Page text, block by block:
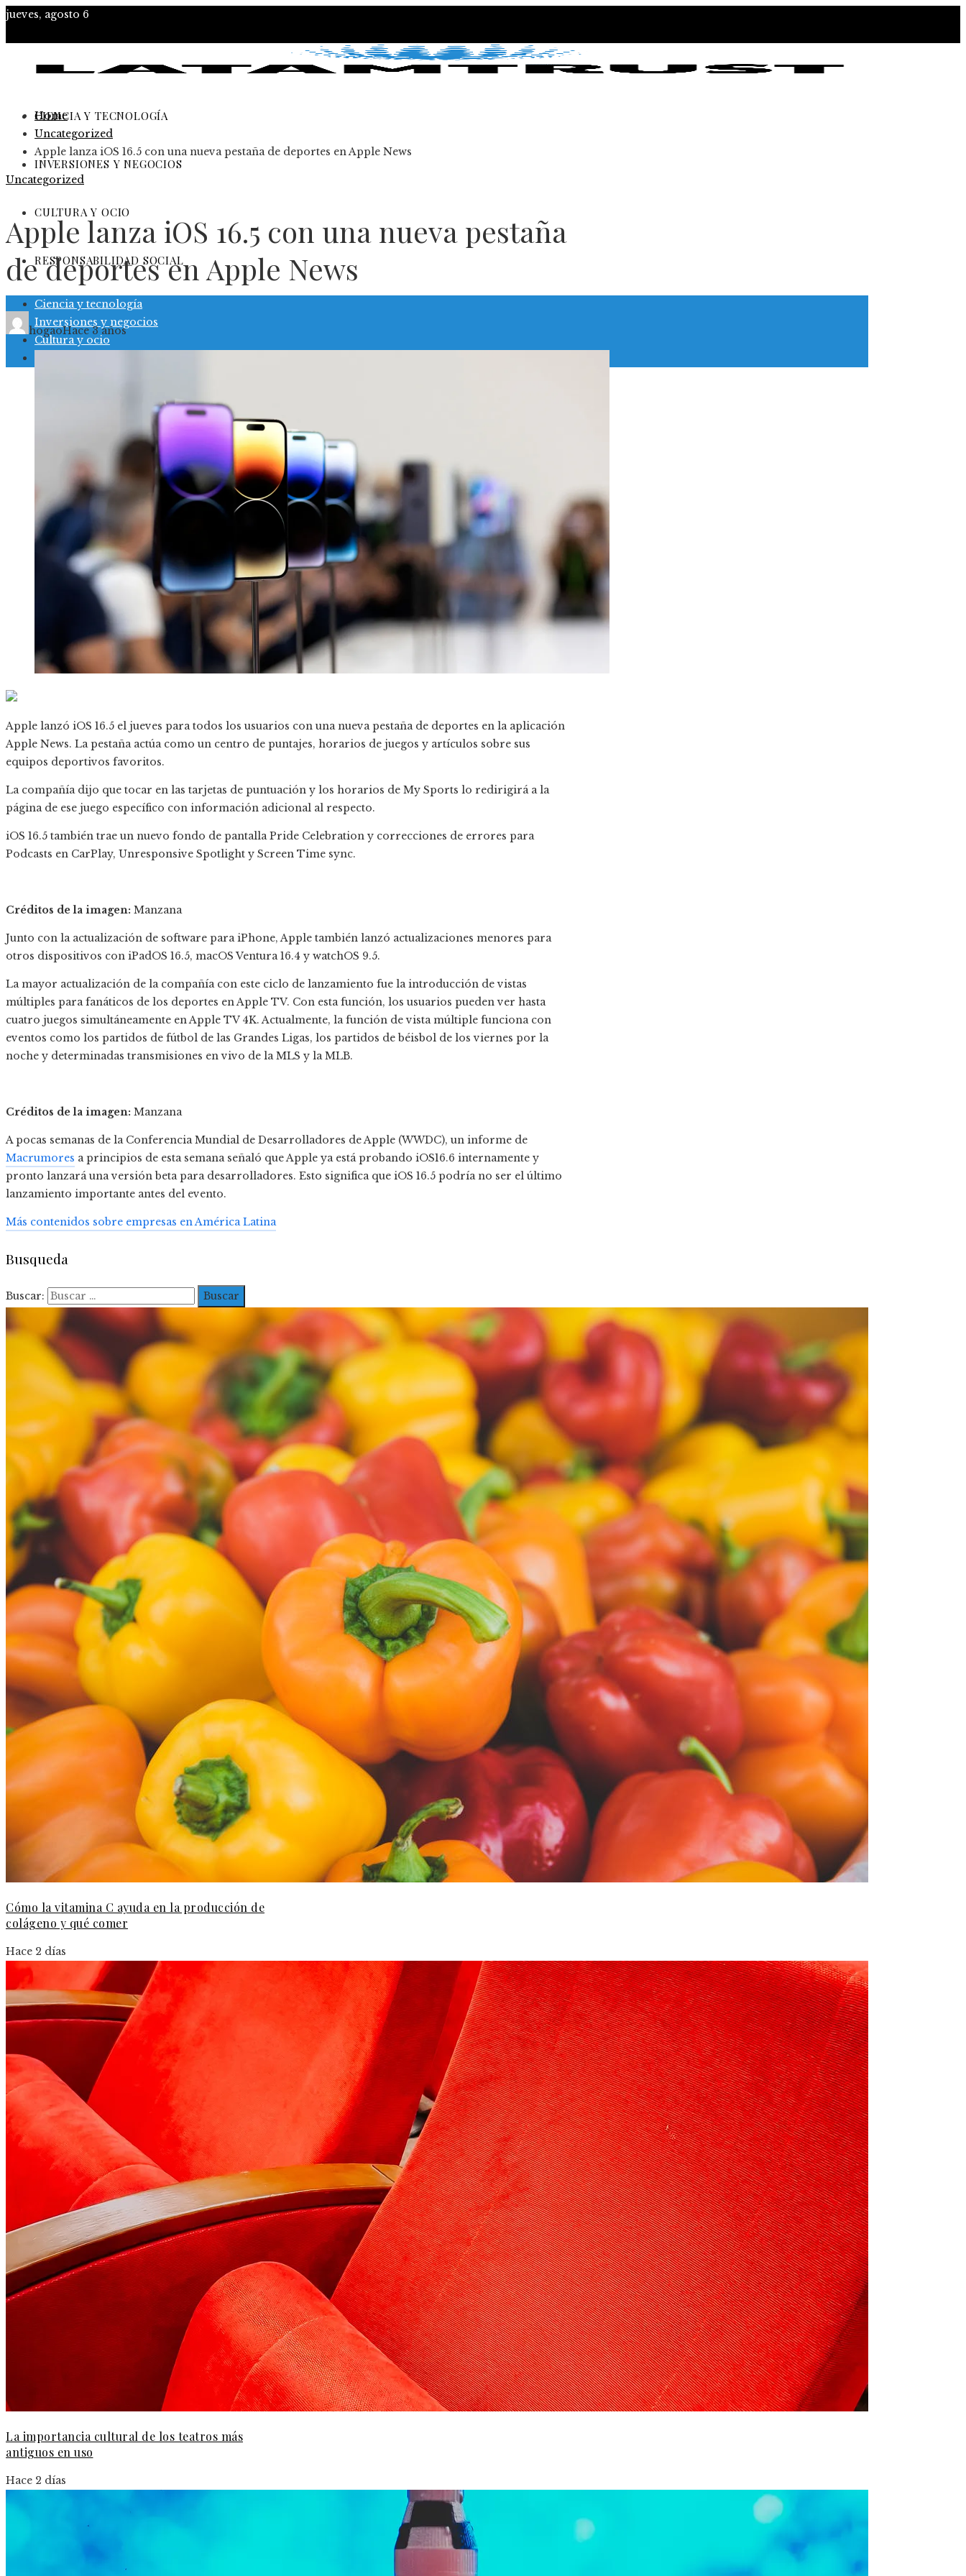
jueves, agosto 6
CIENCIA Y TECNOLOGÍA
INVERSIONES Y NEGOCIOS
CULTURA Y OCIO
RESPONSABILIDAD SOCIAL
Ciencia y tecnología
Inversiones y negocios
Cultura y ocio
Home
Uncategorized
Apple lanza iOS 16.5 con una nueva pestaña de deportes en Apple News
Uncategorized
Apple lanza iOS 16.5 con una nueva pestaña
de deportes en Apple News
hogaoHace 3 años
Apple lanzó iOS 16.5 el jueves para todos los usuarios con una nueva pestaña de deportes en la aplicación
Apple News. La pestaña actúa como un centro de puntajes, horarios de juegos y artículos sobre sus
equipos deportivos favoritos.
La compañía dijo que tocar en las tarjetas de puntuación y los horarios de My Sports lo redirigirá a la
página de ese juego específico con información adicional al respecto.
iOS 16.5 también trae un nuevo fondo de pantalla Pride Celebration y correcciones de errores para
Podcasts en CarPlay, Unresponsive Spotlight y Screen Time sync.
Créditos de la imagen: Manzana
Junto con la actualización de software para iPhone, Apple también lanzó actualizaciones menores para
otros dispositivos con iPadOS 16.5, macOS Ventura 16.4 y watchOS 9.5.
La mayor actualización de la compañía con este ciclo de lanzamiento fue la introducción de vistas
múltiples para fanáticos de los deportes en Apple TV. Con esta función, los usuarios pueden ver hasta
cuatro juegos simultáneamente en Apple TV 4K. Actualmente, la función de vista múltiple funciona con
eventos como los partidos de fútbol de las Grandes Ligas, los partidos de béisbol de los viernes por la
noche y determinadas transmisiones en vivo de la MLS y la MLB.
Créditos de la imagen: Manzana
A pocas semanas de la Conferencia Mundial de Desarrolladores de Apple (WWDC), un informe de
Macrumores a principios de esta semana señaló que Apple ya está probando iOS16.6 internamente y
pronto lanzará una versión beta para desarrolladores. Esto significa que iOS 16.5 podría no ser el último
lanzamiento importante antes del evento.
Más contenidos sobre empresas en América Latina
Busqueda
Buscar:
Cómo la vitamina C ayuda en la producción de
colágeno y qué comer
Hace 2 días
La importancia cultural de los teatros más
antiguos en uso
Hace 2 días